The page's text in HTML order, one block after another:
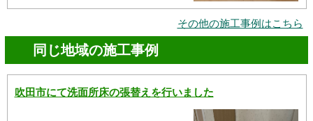
その他の施工事例はこちら
同じ地域の施工事例
吹田市にて洗面所床の張替えを行いました